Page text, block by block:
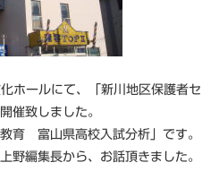
ホールにて、「新川地区保護者セ
催致しました。
育 富山県高校入試分析」です。
野編集長から、お話頂きました。